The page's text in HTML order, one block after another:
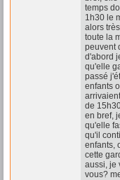
temps
1h30 le
alors
toute la
peuvent
d'abord
qu'elle
passé
enfants
de
en bref,
qu'elle
qu'il
enfants,
cette
aussi, je
vous?